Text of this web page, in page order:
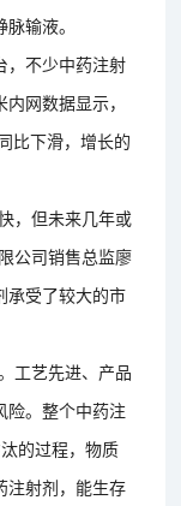
输液。
，不少中药注射
网数据显示，
比下滑，增长的
，但未来几年或
公司销售总监廖
承受了较大的市
工艺先进、产品
险。整个中药注
的过程，物质
注射剂，能生存